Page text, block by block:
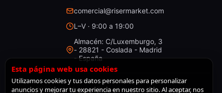
comercial@risermarket.com
L–V · 9:00 a 19:00
Almacén: C/Luxemburgo, 3
- 28821 - Coslada - Madrid
- España
© 2026 RiserMarket · Todos los derechos reservados
Esta página web usa cookies
Utilizamos cookies y tus datos personales para personalizar
anuncios y mejorar tu experiencia en nuestro sitio. Al aceptar, nos